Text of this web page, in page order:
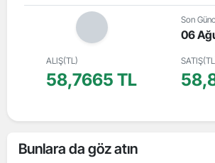
Son
06
ALIŞ(TL)
58,7665 TL
Bunlara da göz atın